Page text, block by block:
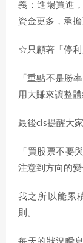
義：進場買進
資金更多，承擔
☆只顧著「停利
「重點不是勝
用大賺來讓整體
最後cis提醒大
「買股票不要
注意到方向的變
我之所以能累
則。